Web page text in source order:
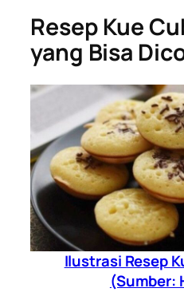
Resep Kue
yang Bisa
Ilustrasi Resep
(Sumber: